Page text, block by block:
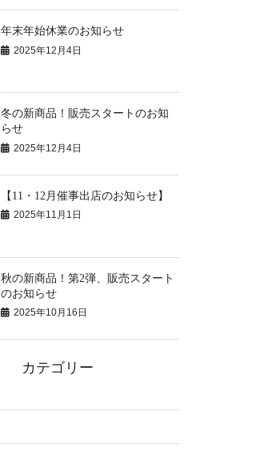
年末年始休業のお知らせ
2025年12月4日
冬の新商品！販売スタートのお知
らせ
2025年12月4日
【11・12月催事出店のお知らせ】
2025年11月1日
秋の新商品！第2弾、販売スタート
のお知らせ
2025年10月16日
カテゴリー